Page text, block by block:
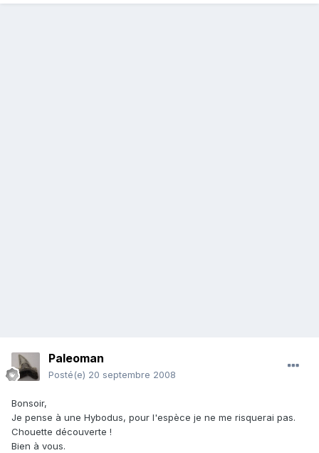
Paleoman
Posté(e) 20 septembre 2008
Bonsoir,
Je pense à une Hybodus, pour l'espèce je ne me risquerai pas.
Chouette découverte !
Bien à vous.